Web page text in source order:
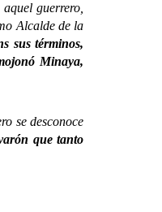
guerrero,
Alcalde de la
sus términos,
Minaya,
se desconoce
que tanto